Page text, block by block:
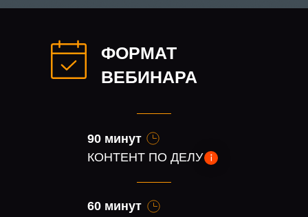
ФОРМАТ
ВЕБИНАРА
90 минут
КОНТЕНТ ПО ДЕЛУ
60 минут